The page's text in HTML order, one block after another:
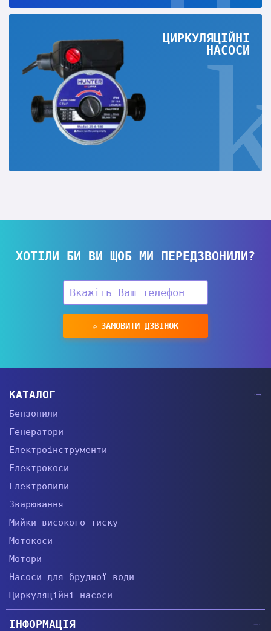
ЦИРКУЛЯЦІЙНІ
НАСОСИ
ХОТІЛИ БИ ВИ ЩОБ МИ ПЕРЕДЗВОНИЛИ?
ЗАМОВИТИ ДЗВІНОК
КАТАЛОГ
Бензопили
Генератори
Електроінструменти
Електрокоси
Електропили
Зварювання
Мийки високого тиску
Мотокоси
Мотори
Насоси для брудної води
Циркуляційні насоси
ІНФОРМАЦІЯ